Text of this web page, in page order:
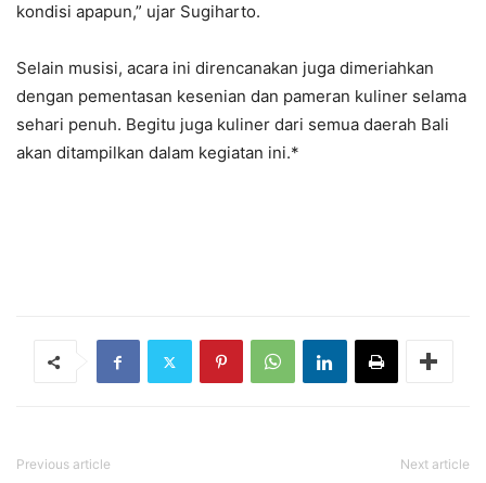
kondisi apapun,” ujar Sugiharto.
Selain musisi, acara ini direncanakan juga dimeriahkan
dengan pementasan kesenian dan pameran kuliner selama
sehari penuh. Begitu juga kuliner dari semua daerah Bali
akan ditampilkan dalam kegiatan ini.*
Previous article Next article